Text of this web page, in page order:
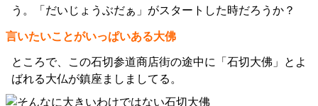
う。「だいじょうぶだぁ」がスタートした時だろうか？
言いたいことがいっぱいある大佛
ところで、この石切参道商店街の途中に「石切大佛」とよ
ばれる大仏が鎮座ましましてる。